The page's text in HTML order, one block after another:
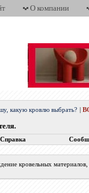
О компании
какую кровлю выбрать?
Справка
кровельных